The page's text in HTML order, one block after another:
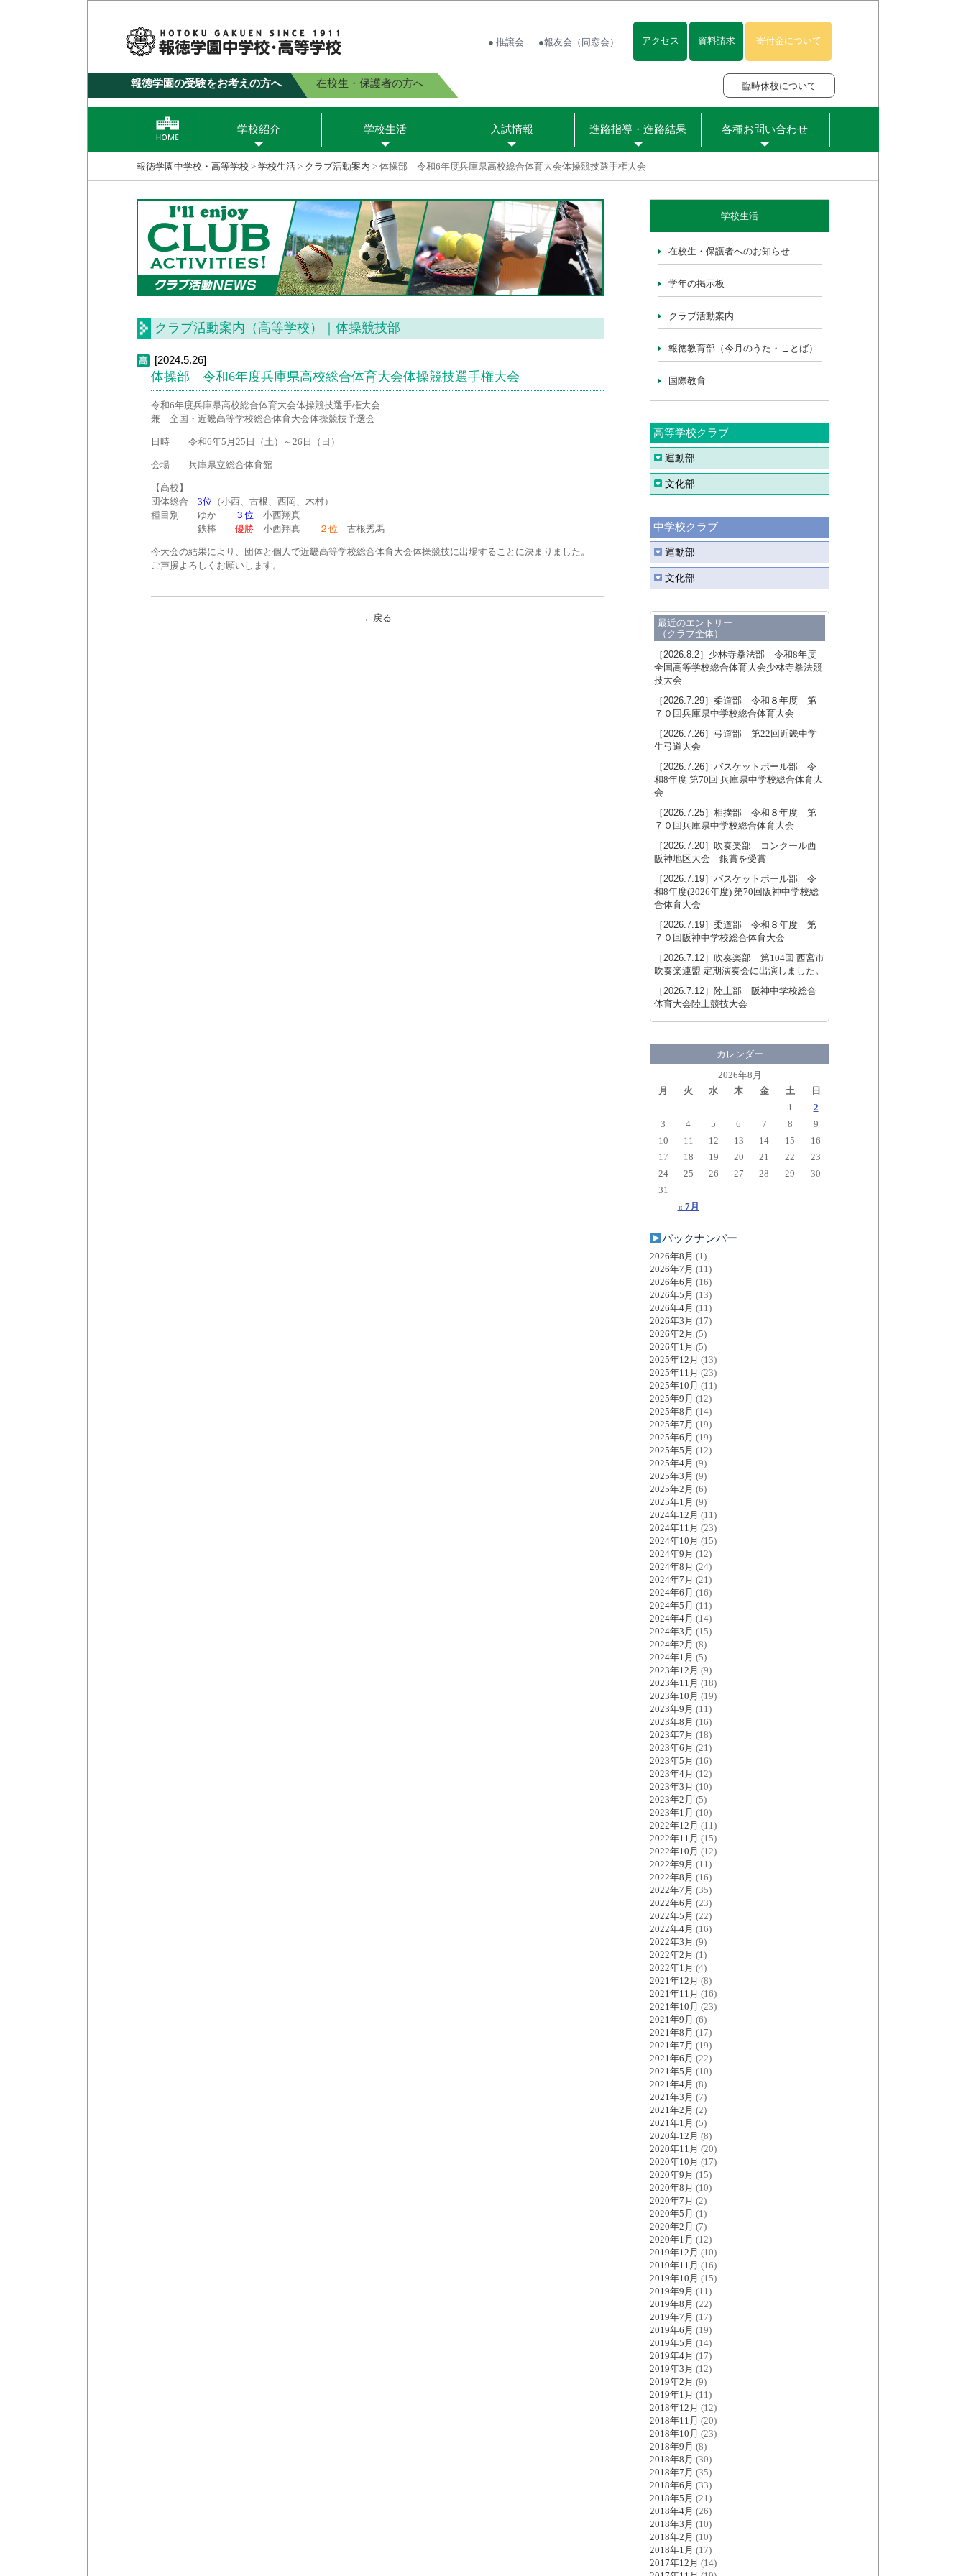
● 推譲会 ●報友会（同窓会） アクセス 資料請求 寄付金について
報徳学園の受験をお考えの方へ 在校生・保護者の方へ 臨時休校について
学校紹介 学校生活 入試情報 進路指導・進路結果 各種お問い合わせ
報徳学園中学校・高等学校 > 学校生活 > クラブ活動案内 > 体操部 令和6年度兵庫県高校総合体育大会体操競技選手権大会
クラブ活動案内（高等学校）｜体操競技部
[2024.5.26]
体操部 令和6年度兵庫県高校総合体育大会体操競技選手権大会
令和6年度兵庫県高校総合体育大会体操競技選手権大会
兼 全国・近畿高等学校総合体育大会体操競技予選会
日時 令和6年5月25日（土）～26日（日）
会場 兵庫県立総合体育館
【高校】
団体総合 3位 （小西、古根、西岡、木村）
種目別 ゆか
３位 小西翔真
鉄棒 優勝 小西翔真 ２位 古根秀馬
今大会の結果により、団体と個人で近畿高等学校総合体育大会体操競技に出場することに決まりました。
ご声援よろしくお願いします。
←戻る
学校生活
在校生・保護者へのお知らせ
学年の掲示板
クラブ活動案内
報徳教育部（今月のうた・ことば）
国際教育
高等学校クラブ
運動部
文化部
中学校クラブ
運動部
文化部
最近のエントリー
（クラブ全体）
［2026.8.2］ 少林寺拳法部 令和8年度
全国高等学校総合体育大会少林寺拳法競
技大会
［2026.7.29］ 柔道部 令和８年度 第
７０回兵庫県中学校総合体育大会
［2026.7.26］ 弓道部 第22回近畿中学
生弓道大会
［2026.7.26］ バスケットボール部 令
和8年度 第70回 兵庫県中学校総合体育大
会
［2026.7.25］ 相撲部 令和８年度 第
７０回兵庫県中学校総合体育大会
［2026.7.20］ 吹奏楽部 コンクール西
阪神地区大会 銀賞を受賞
［2026.7.19］ バスケットボール部 令
和8年度(2026年度) 第70回阪神中学校総
合体育大会
［2026.7.19］ 柔道部 令和８年度 第
７０回阪神中学校総合体育大会
［2026.7.12］ 吹奏楽部 第104回 西宮市
吹奏楽連盟 定期演奏会に出演しました。
［2026.7.12］ 陸上部 阪神中学校総合
体育大会陸上競技大会
カレンダー
2026年8月
月
火 水 木 金 土 日
« 7月
1
2
3
4 5 6 7 8
9
10
11 12 13 14 15
16
17
18 19 20 21 22
23
24
25 26 27 28 29
30
31
バックナンバー
2026年8月 (1)
2026年7月 (11)
2026年6月 (16)
2026年5月 (13)
2026年4月 (11)
2026年3月 (17)
2026年2月 (5)
2026年1月 (5)
2025年12月 (13)
2025年11月 (23)
2025年10月 (11)
2025年9月 (12)
2025年8月 (14)
2025年7月 (19)
2025年6月 (19)
2025年5月 (12)
2025年4月 (9)
2025年3月 (9)
2025年2月 (6)
2025年1月 (9)
2024年12月 (11)
2024年11月 (23)
2024年10月 (15)
2024年9月 (12)
2024年8月 (24)
2024年7月 (21)
2024年6月 (16)
2024年5月 (11)
2024年4月 (14)
2024年3月 (15)
2024年2月 (8)
2024年1月 (5)
2023年12月 (9)
2023年11月 (18)
2023年10月 (19)
2023年9月 (11)
2023年8月 (16)
2023年7月 (18)
2023年6月 (21)
2023年5月 (16)
2023年4月 (12)
2023年3月 (10)
2023年2月 (5)
2023年1月 (10)
2022年12月 (11)
2022年11月 (15)
2022年10月 (12)
2022年9月 (11)
2022年8月 (16)
2022年7月 (35)
2022年6月 (23)
2022年5月 (22)
2022年4月 (16)
2022年3月 (9)
2022年2月 (1)
2022年1月 (4)
2021年12月 (8)
2021年11月 (16)
2021年10月 (23)
2021年9月 (6)
2021年8月 (17)
2021年7月 (19)
2021年6月 (22)
2021年5月 (10)
2021年4月 (8)
2021年3月 (7)
2021年2月 (2)
2021年1月 (5)
2020年12月 (8)
2020年11月 (20)
2020年10月 (17)
2020年9月 (15)
2020年8月 (10)
2020年7月 (2)
2020年5月 (1)
2020年2月 (7)
2020年1月 (12)
2019年12月 (10)
2019年11月 (16)
2019年10月 (15)
2019年9月 (11)
2019年8月 (22)
2019年7月 (17)
2019年6月 (19)
2019年5月 (14)
2019年4月 (17)
2019年3月 (12)
2019年2月 (9)
2019年1月 (11)
2018年12月 (12)
2018年11月 (20)
2018年10月 (23)
2018年9月 (8)
2018年8月 (30)
2018年7月 (35)
2018年6月 (33)
2018年5月 (21)
2018年4月 (26)
2018年3月 (10)
2018年2月 (10)
2018年1月 (17)
2017年12月 (14)